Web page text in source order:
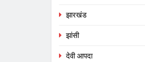
झारखंड
झांसी
देवी आपदा